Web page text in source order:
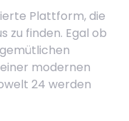
Plattform, die
zu finden. Egal ob
modernen
24 werden